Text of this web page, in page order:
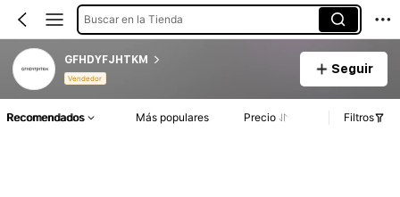
Buscar en la Tienda
GFHDYFJHTKM
Vendedor
Seguir
Recomendados Más populares Precio Filtros